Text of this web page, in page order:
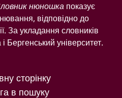
нюношкапоказує
відповідно до
За укладання словників
Бергенський університет.
сторінку
в пошуку